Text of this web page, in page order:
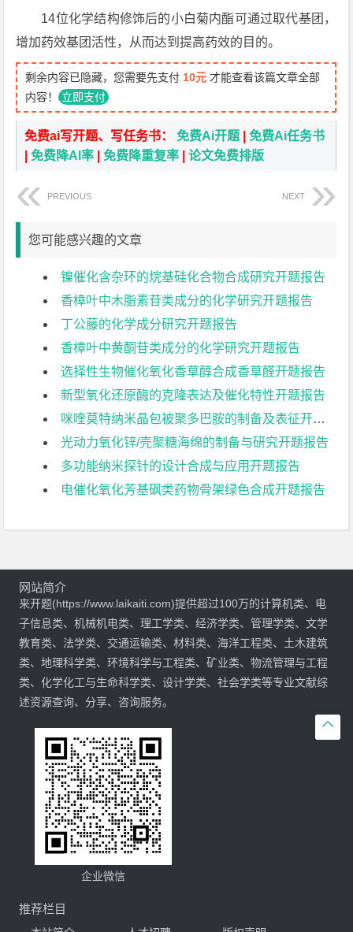
14位化学结构修饰后的小白菊内酯可通过取代基团，
增加药效基团活性，从而达到提高药效的目的。
剩余内容已隐藏，您需要先支付 10元 才能查看该篇文章全部
内容！ 立即支付
免费ai写开题、写任务书：免费Ai开题 |免费Ai任务书
|免费降AI率 |免费降重复率 |论文免费排版
PREVIOUS NEXT
您可能感兴趣的文章
镍催化含杂环的烷基硅化合物合成研究开题报告
香樟叶中木脂素苷类成分的化学研究开题报告
丁公藤的化学成分研究开题报告
香樟叶中黄酮苷类成分的化学研究开题报告
选择性生物催化氧化香草醇合成香草醛开题报告
新型氧化还原酶的克隆表达及催化特性开题报告
咪喹莫特纳米晶包被聚多巴胺的制备及表征开题报告
光动力氧化锌/壳聚糖海绵的制备与研究开题报告
多功能纳米探针的设计合成与应用开题报告
电催化氧化芳基砜类药物骨架绿色合成开题报告

网站简介
来开题(https://www.laikaiti.com)提供超过100万的计算机类、电
子信息类、机械机电类、理工学类、经济学类、管理学类、文学
教育类、法学类、交通运输类、材料类、海洋工程类、土木建筑
类、地理科学类、环境科学与工程类、矿业类、物流管理与工程
类、化学化工与生命科学类、设计学类、社会学类等专业文献综
述资源查询、分享、咨询服务。
企业微信
推荐栏目